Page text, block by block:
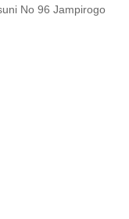
No 96 Jampirogo